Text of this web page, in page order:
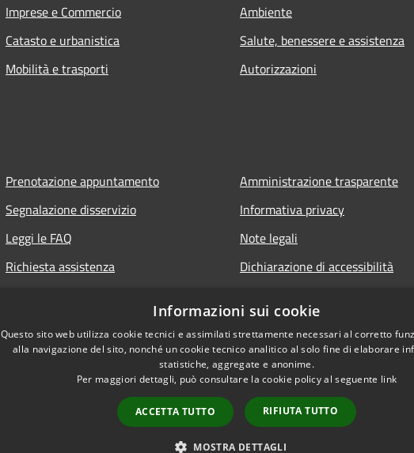
Imprese e Commercio
Catasto e urbanistica
Mobilità e trasporti
Ambiente
Salute, benessere e assistenza
Autorizzazioni
Prenotazione appuntamento
Segnalazione disservizio
Leggi le FAQ
Richiesta assistenza
Amministrazione trasparente
Informativa privacy
Note legali
Dichiarazione di accessibilità
Referendum Copyright © 2026 • Comune
Informazioni sui cookie
Questo sito web utilizza cookie tecnici e assimilati strettamente necessari al corretto
alla navigazione del sito, nonché un cookie tecnico analitico al solo fine di elaborare
statistiche, aggregate e anonime.
Per maggiori dettagli, può consultare la cookie policy al seguente link
ACCETTA TUTTO RIFIUTA TUTTO
MOSTRA DETTAGLI